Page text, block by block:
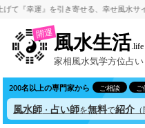
コ
ツ
へ
ス
幸運』を引き寄せる、幸せ風水サイト
開運風水生活.life
家相風水気学方位占い
200名以上の専門家から ご相談 ご
風水師 ・占い師を無料で紹介